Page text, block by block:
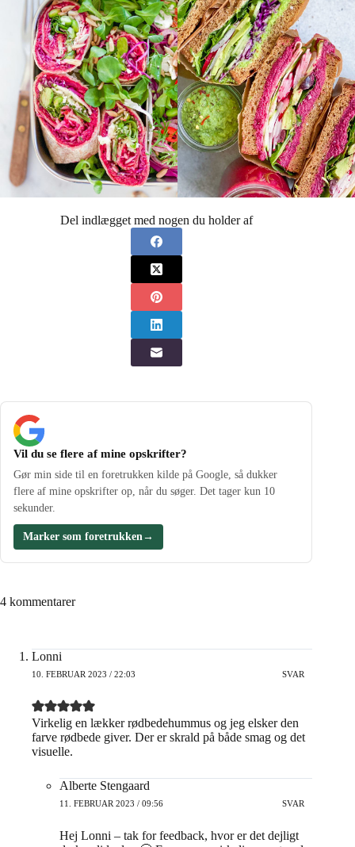
Del indlægget med nogen du holder af
Vil du se flere af mine opskrifter?
Gør min side til en foretrukken kilde på Google, så dukker
flere af mine opskrifter op, når du søger. Det tager kun 10
sekunder.
Marker som foretrukken→
4 kommentarer
Lonni
10. FEBRUAR 2023 / 22:03 SVAR
Virkelig en lækker rødbedehummus og jeg elsker den
farve rødbede giver. Der er skrald på både smag og det
visuelle.
Alberte Stengaard
11. FEBRUAR 2023 / 09:56 SVAR
Hej Lonni – tak for feedback, hvor er det dejligt